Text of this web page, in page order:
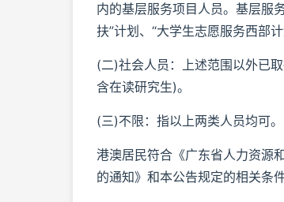
内的基层服务项目人员。基层服
扶”计划、“大学生志愿服务西部
(二)社会人员：上述范围以外已
含在读研究生)。
(三)不限：指以上两类人员均可。
港澳居民符合《广东省人力资源
的通知》和本公告规定的相关条